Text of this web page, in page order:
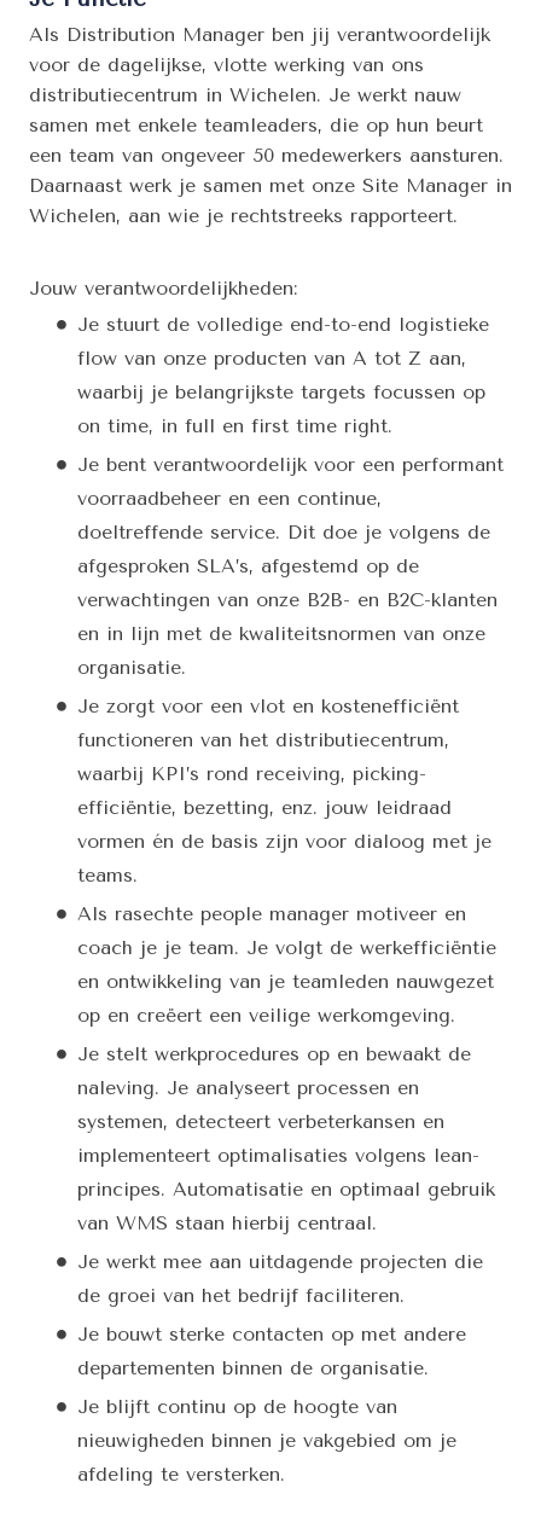
Als Distribution Manager ben jij verantwoordelijk
voor de dagelijkse, vlotte werking van ons
distributiecentrum in Wichelen. Je werkt nauw
samen met enkele teamleaders, die op hun beurt
een team van ongeveer 50 medewerkers aansturen.
Daarnaast werk je samen met onze Site Manager in
Wichelen, aan wie je rechtstreeks rapporteert.
Jouw verantwoordelijkheden:
Je stuurt de volledige end-to-end logistieke
flow van onze producten van A tot Z aan,
waarbij je belangrijkste targets focussen op
on time, in full en first time right.
Je bent verantwoordelijk voor een performant
voorraadbeheer en een continue,
doeltreffende service. Dit doe je volgens de
afgesproken SLA’s, afgestemd op de
verwachtingen van onze B2B- en B2C-klanten
en in lijn met de kwaliteitsnormen van onze
organisatie.
Je zorgt voor een vlot en kostenefficiënt
functioneren van het distributiecentrum,
waarbij KPI’s rond receiving, picking-
efficiëntie, bezetting, enz. jouw leidraad
vormen én de basis zijn voor dialoog met je
teams.
Als rasechte people manager motiveer en
coach je je team. Je volgt de werkefficiëntie
en ontwikkeling van je teamleden nauwgezet
op en creëert een veilige werkomgeving.
Je stelt werkprocedures op en bewaakt de
naleving. Je analyseert processen en
systemen, detecteert verbeterkansen en
implementeert optimalisaties volgens lean-
principes. Automatisatie en optimaal gebruik
van WMS staan hierbij centraal.
Je werkt mee aan uitdagende projecten die
de groei van het bedrijf faciliteren.
Je bouwt sterke contacten op met andere
departementen binnen de organisatie.
Je blijft continu op de hoogte van
nieuwigheden binnen je vakgebied om je
afdeling te versterken.